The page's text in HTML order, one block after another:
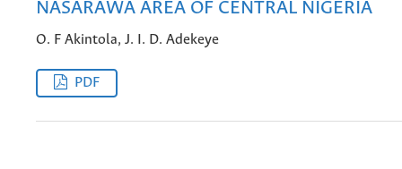
NASARAWA AREA OF CENTRAL NIGERIA
O. F Akintola, J. I. D. Adekeye
PDF